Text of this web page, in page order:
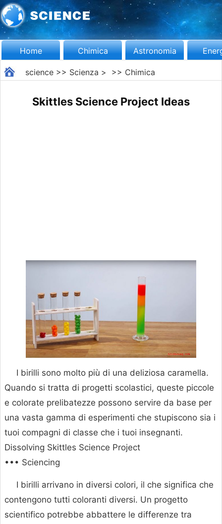
Home Chimica Astronomia
science>> Scienza > >> Chimica
Skittles Science Project Ideas
I birilli sono molto più di una deliziosa caramella.
Quando si tratta di progetti scolastici, queste piccole
e colorate prelibatezze possono servire da base per
una vasta gamma di esperimenti che stupiscono sia i
tuoi compagni di classe che i tuoi insegnanti.
Dissolving Skittles Science Project
••• Sciencing
I birilli arrivano in diversi colori, il che significa che
contengono tutti coloranti diversi. Un progetto
scientifico potrebbe abbattere le differenze tra